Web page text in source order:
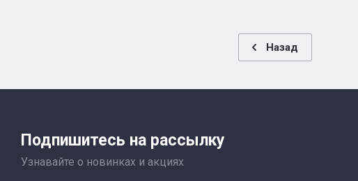
Назад
Подпишитесь на рассылку
Узнавайте о новинках и акциях